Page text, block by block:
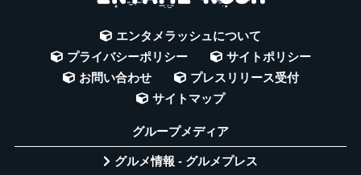
エンタメラッシュについて
プライバシーポリシー
サイトポリシー
お問い合わせ
プレスリリース受付
サイトマップ
グループメディア
グルメ情報 - グルメプレス